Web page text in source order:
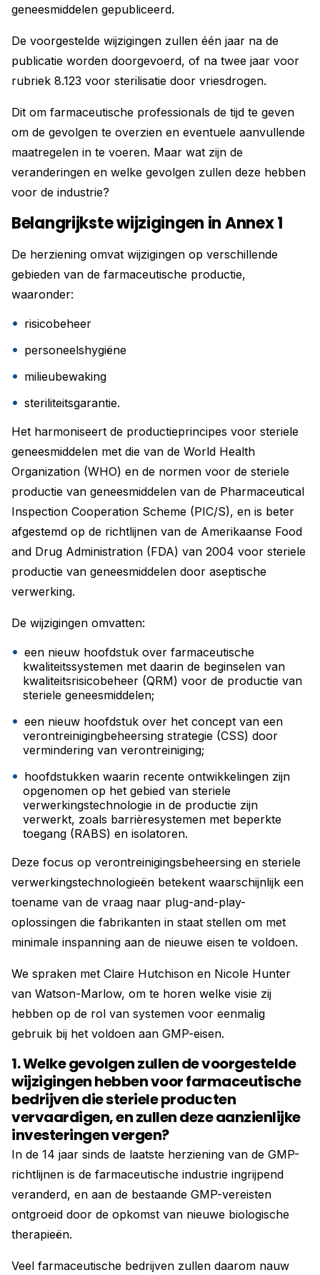
geneesmiddelen gepubliceerd.
De voorgestelde wijzigingen zullen één jaar na de
publicatie worden doorgevoerd, of na twee jaar voor
rubriek 8.123 voor sterilisatie door vriesdrogen.
Dit om farmaceutische professionals de tijd te geven
om de gevolgen te overzien en eventuele aanvullende
maatregelen in te voeren. Maar wat zijn de
veranderingen en welke gevolgen zullen deze hebben
voor de industrie?
Belangrijkste wijzigingen in Annex 1
De herziening omvat wijzigingen op verschillende
gebieden van de farmaceutische productie,
waaronder:
risicobeheer
personeelshygiëne
milieubewaking
steriliteitsgarantie.
Het harmoniseert de productieprincipes voor steriele
geneesmiddelen met die van de World Health
Organization (WHO) en de normen voor de steriele
productie van geneesmiddelen van de Pharmaceutical
Inspection Cooperation Scheme (PIC/S), en is beter
afgestemd op de richtlijnen van de Amerikaanse Food
and Drug Administration (FDA) van 2004 voor steriele
productie van geneesmiddelen door aseptische
verwerking.
De wijzigingen omvatten:
een nieuw hoofdstuk over farmaceutische
kwaliteitssystemen met daarin de beginselen van
kwaliteitsrisicobeheer (QRM) voor de productie van
steriele geneesmiddelen;
een nieuw hoofdstuk over het concept van een
verontreinigingbeheersing strategie (CSS) door
vermindering van verontreiniging;
hoofdstukken waarin recente ontwikkelingen zijn
opgenomen op het gebied van steriele
verwerkingstechnologie in de productie zijn
verwerkt, zoals barrièresystemen met beperkte
toegang (RABS) en isolatoren.
Deze focus op verontreinigingsbeheersing en steriele
verwerkingstechnologieën betekent waarschijnlijk een
toename van de vraag naar plug-and-play-
oplossingen die fabrikanten in staat stellen om met
minimale inspanning aan de nieuwe eisen te voldoen.
We spraken met Claire Hutchison en Nicole Hunter
van Watson-Marlow, om te horen welke visie zij
hebben op de rol van systemen voor eenmalig
gebruik bij het voldoen aan GMP-eisen.
1. Welke gevolgen zullen de voorgestelde
wijzigingen hebben voor farmaceutische
bedrijven die steriele producten
vervaardigen, en zullen deze aanzienlijke
investeringen vergen?
In de 14 jaar sinds de laatste herziening van de GMP-
richtlijnen is de farmaceutische industrie ingrijpend
veranderd, en aan de bestaande GMP-vereisten
ontgroeid door de opkomst van nieuwe biologische
therapieën.
Veel farmaceutische bedrijven zullen daarom nauw